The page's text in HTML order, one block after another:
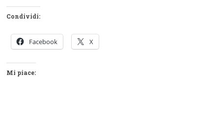
Condividi:
Facebook X
Mi piace: